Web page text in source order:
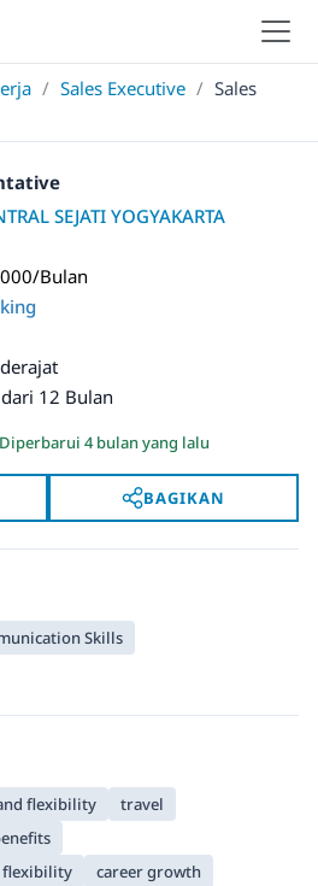
/ Sales Executive / Sales
SEJATI YOGYAKARTA
Bulan
12 Bulan
Diperbarui 4 bulan yang lalu
BAGIKAN
Skills
flexibility
travel
flexibility
career growth